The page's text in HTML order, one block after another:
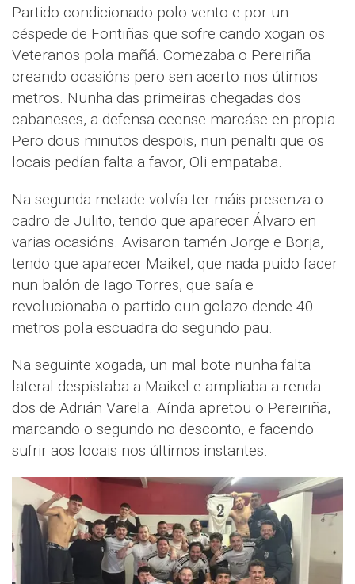
Partido condicionado polo vento e por un
céspede de Fontiñas que sofre cando xogan os
Veteranos pola mañá. Comezaba o Pereiriña
creando ocasións pero sen acerto nos útimos
metros. Nunha das primeiras chegadas dos
cabaneses, a defensa ceense marcáse en propia.
Pero dous minutos despois, nun penalti que os
locais pedían falta a favor, Oli empataba.
Na segunda metade volvía ter máis presenza o
cadro de Julito, tendo que aparecer Álvaro en
varias ocasións. Avisaron tamén Jorge e Borja,
tendo que aparecer Maikel, que nada puido facer
nun balón de Iago Torres, que saía e
revolucionaba o partido cun golazo dende 40
metros pola escuadra do segundo pau.
Na seguinte xogada, un mal bote nunha falta
lateral despistaba a Maikel e ampliaba a renda
dos de Adrián Varela. Aínda apretou o Pereiriña,
marcando o segundo no desconto, e facendo
sufrir aos locais nos últimos instantes.